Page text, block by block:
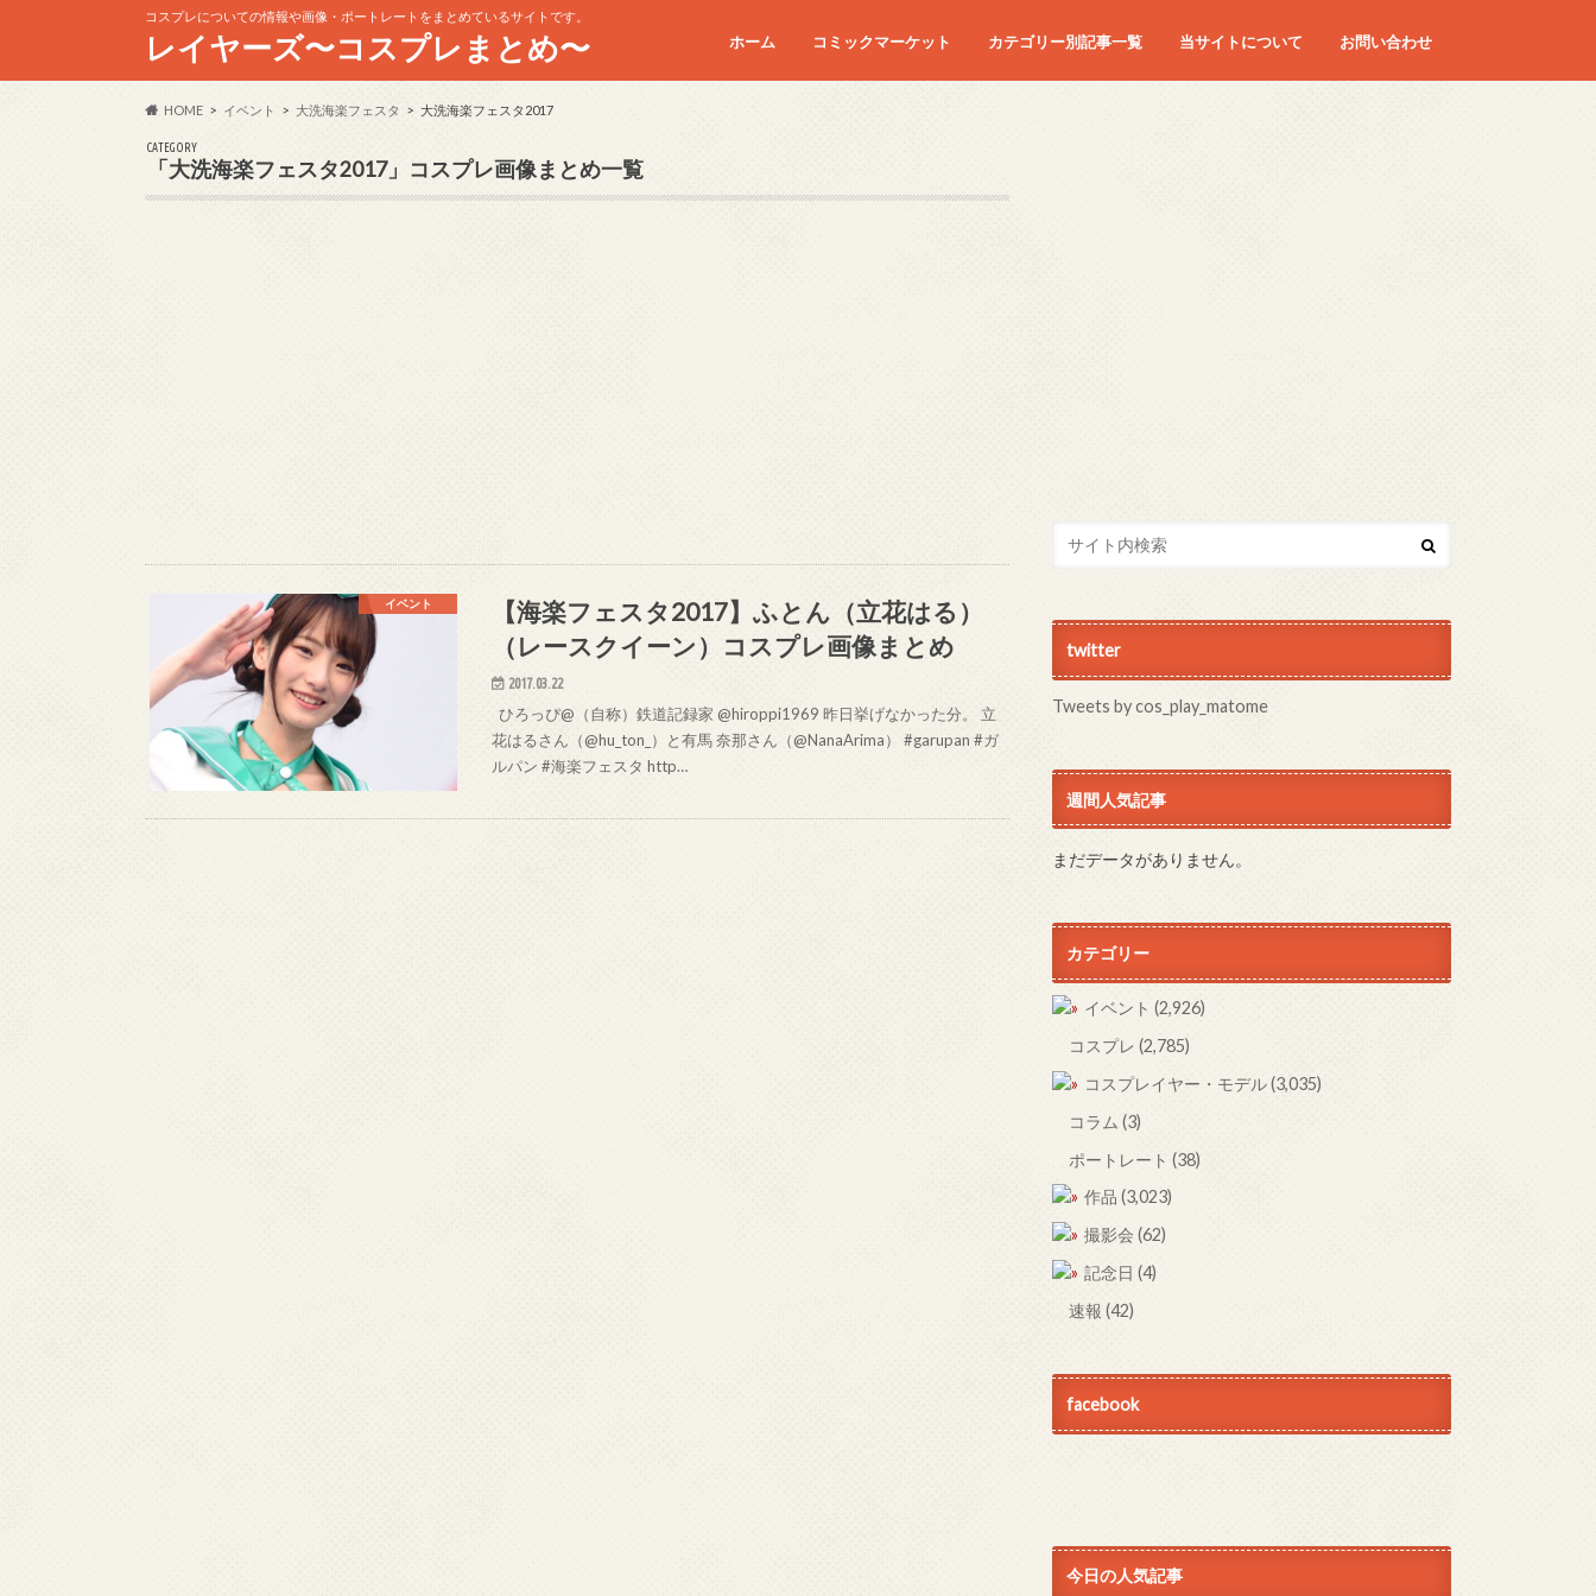
コスプレについての情報や画像・ポートレートをまとめているサイトです。
レイヤーズ〜コスプレまとめ〜 ホーム コミックマーケット
コミケC90
コミケC91
コミケC92
コミケC93
コミケC94
コミケC95
カテゴリー別記事一覧 当サイトについて お問い合わせ
HOME イベント 大洗海楽フェスタ 大洗海楽フェスタ2017
CATEGORY
「大洗海楽フェスタ2017」コスプレ画像まとめ一覧
イベント
【海楽フェスタ2017】ふとん（立花はる）
（レースクイーン）コスプレ画像まとめ
2017.03.22
ひろっぴ@（自称）鉄道記録家 @hiroppi1969 昨日挙げなかった分。 立
花はるさん（@hu_ton_）と有馬 奈那さん（@NanaArima） #garupan #ガ
ルパン #海楽フェスタ http…
twitter
Tweets by cos_play_matome
週間人気記事
まだデータがありません。
カテゴリー
イベント (2,926)
コスプレ (2,785)
コスプレイヤー・モデル(3,035)
コラム (3)
ポートレート (38)
作品 (3,023)
撮影会 (62)
記念日 (4)
速報 (42)
facebook
今日の人気記事